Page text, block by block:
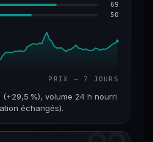
69
50
PRIX — 7 JOURS
%), volume 24 h nourri
échangés).
VOLUME 24 H